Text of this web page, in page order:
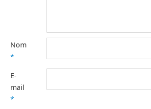
Nom
*
E-
mail
*